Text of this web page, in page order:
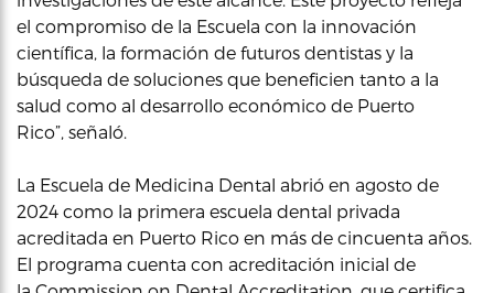
el compromiso de la Escuela con la innovación
científica, la formación de futuros dentistas y la
búsqueda de soluciones que beneficien tanto a la
salud como al desarrollo económico de Puerto
Rico”, señaló.
La Escuela de Medicina Dental abrió en agosto de
2024 como la primera escuela dental privada
acreditada en Puerto Rico en más de cincuenta años.
El programa cuenta con acreditación inicial de